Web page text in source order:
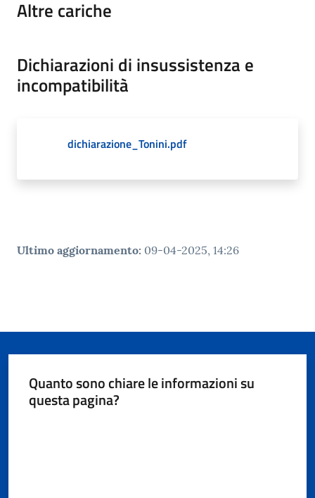
Altre cariche
Dichiarazioni di insussistenza e
incompatibilità
dichiarazione_Tonini.pdf
Ultimo aggiornamento: 09-04-2025, 14:26
Quanto sono chiare le informazioni su
questa pagina?